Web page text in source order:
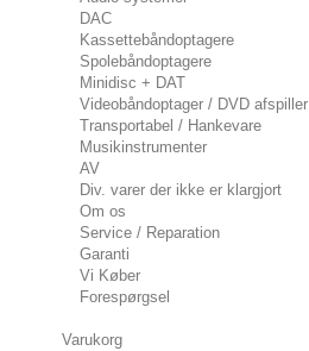
DAC
Kassettebåndoptagere
Spolebåndoptagere
Minidisc + DAT
Videobåndoptager / DVD afspiller
Transportabel / Hankevare
Musikinstrumenter
AV
Div. varer der ikke er klargjort
Om os
Service / Reparation
Garanti
Vi Køber
Forespørgsel
Varukorg